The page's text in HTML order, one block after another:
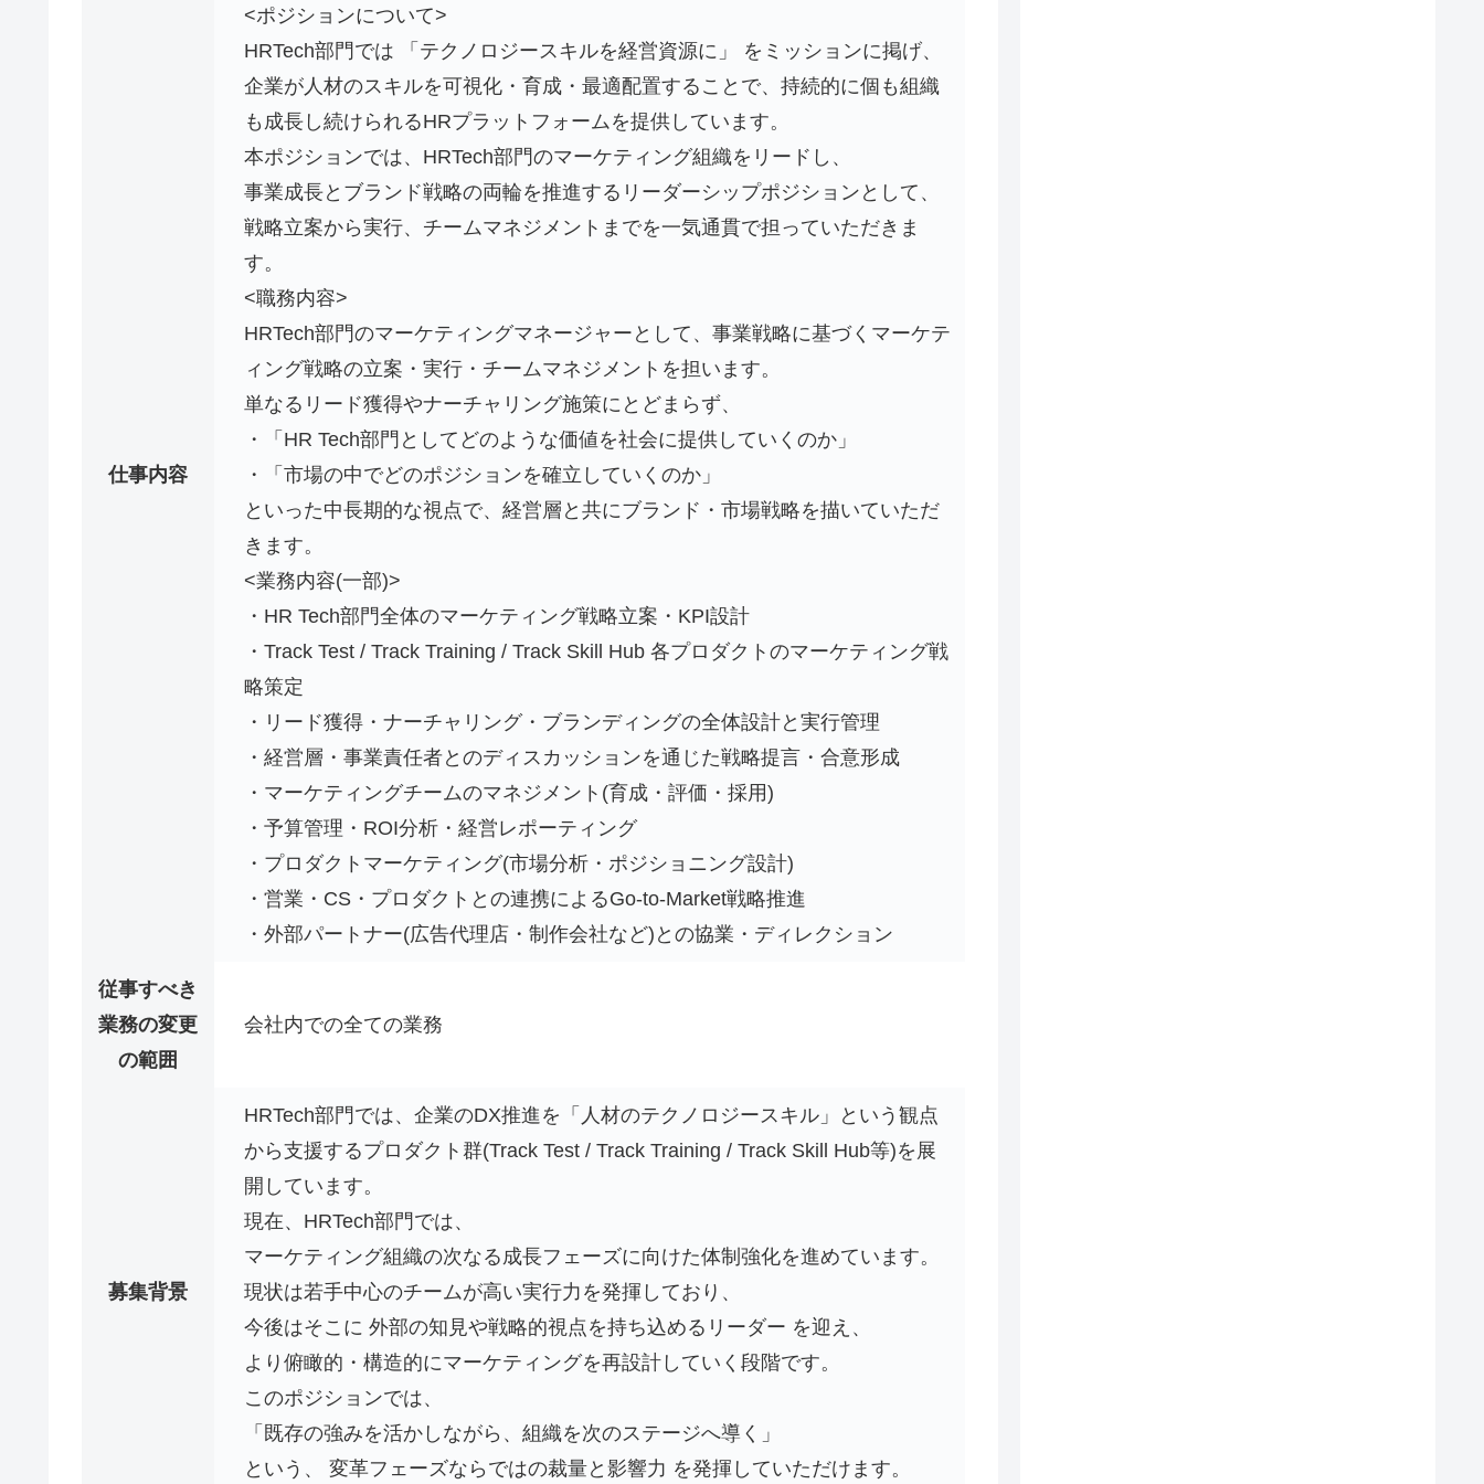
仕事内容
<ポジションについて>
HRTech部門では 「テクノロジースキルを経営資源に」 をミッションに掲げ、
企業が人材のスキルを可視化・育成・最適配置することで、持続的に個も組織
も成長し続けられるHRプラットフォームを提供しています。
本ポジションでは、HRTech部門のマーケティング組織をリードし、
事業成長とブランド戦略の両輪を推進するリーダーシップポジションとして、
戦略立案から実行、チームマネジメントまでを一気通貫で担っていただきま
す。
<職務内容>
HRTech部門のマーケティングマネージャーとして、事業戦略に基づくマーケテ
ィング戦略の立案・実行・チームマネジメントを担います。
単なるリード獲得やナーチャリング施策にとどまらず、
・「HR Tech部門としてどのような価値を社会に提供していくのか」
・「市場の中でどのポジションを確立していくのか」
といった中長期的な視点で、経営層と共にブランド・市場戦略を描いていただ
きます。
<業務内容(一部)>
・HR Tech部門全体のマーケティング戦略立案・KPI設計
・Track Test / Track Training / Track Skill Hub 各プロダクトのマーケティング戦
略策定
・リード獲得・ナーチャリング・ブランディングの全体設計と実行管理
・経営層・事業責任者とのディスカッションを通じた戦略提言・合意形成
・マーケティングチームのマネジメント(育成・評価・採用)
・予算管理・ROI分析・経営レポーティング
・プロダクトマーケティング(市場分析・ポジショニング設計)
・営業・CS・プロダクトとの連携によるGo-to-Market戦略推進
・外部パートナー(広告代理店・制作会社など)との協業・ディレクション
従事すべき
業務の変更
の範囲
会社内での全ての業務
募集背景
HRTech部門では、企業のDX推進を「人材のテクノロジースキル」という観点
から支援するプロダクト群(Track Test / Track Training / Track Skill Hub等)を展
開しています。
現在、HRTech部門では、
マーケティング組織の次なる成長フェーズに向けた体制強化を進めています。
現状は若手中心のチームが高い実行力を発揮しており、
今後はそこに 外部の知見や戦略的視点を持ち込めるリーダー を迎え、
より俯瞰的・構造的にマーケティングを再設計していく段階です。
このポジションでは、
「既存の強みを活かしながら、組織を次のステージへ導く」
という、 変革フェーズならではの裁量と影響力 を発揮していただけます。